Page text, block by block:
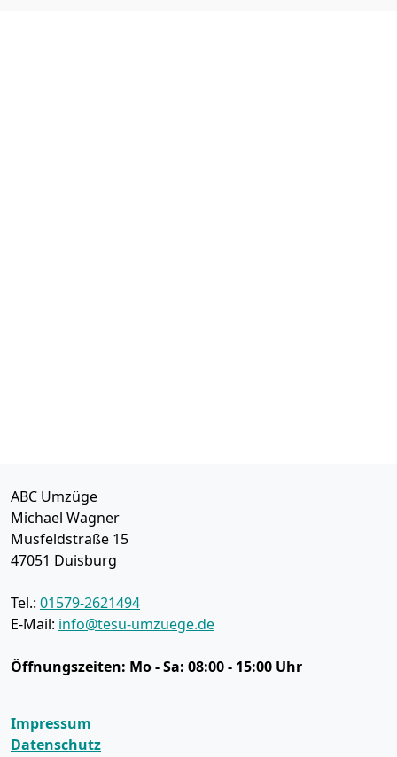
ABC Umzüge
Michael Wagner
Musfeldstraße 15
47051 Duisburg
Tel.: 01579-2621494
E-Mail: info@tesu-umzuege.de
Öffnungszeiten: Mo - Sa: 08:00 - 15:00 Uhr
Impressum
Datenschutz